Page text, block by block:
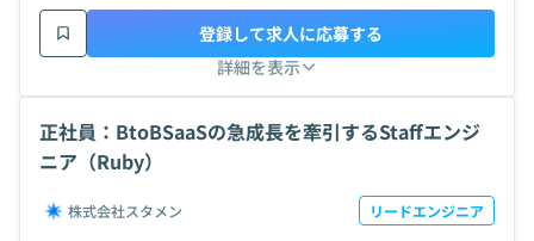
詳細を表示
登録して求人に応募する
正社員：BtoBSaaSの急成長を牽引するStaffエンジ
ニア（Ruby）
株式会社スタメン リードエンジニア